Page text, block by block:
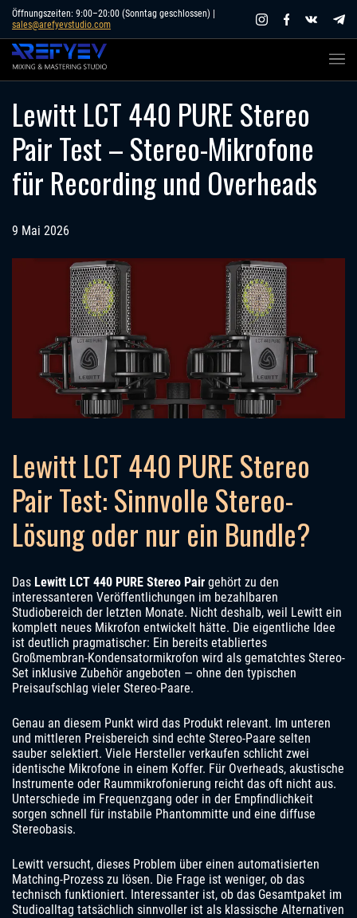
Skip
content
Öffnungszeiten: 9:00–20:00 (Sonntag geschlossen) |
sales@arefyevstudio.com
Lewitt LCT 440 PURE Stereo
Pair Test – Stereo-Mikrofone
für Recording und Overheads
9 Mai 2026
Lewitt LCT 440 PURE Stereo
Pair Test: Sinnvolle Stereo-
Lösung oder nur ein Bundle?
Das Lewitt LCT 440 PURE Stereo Pair gehört zu den
interessanteren Veröffentlichungen im bezahlbaren
Studiobereich der letzten Monate. Nicht deshalb, weil Lewitt ein
komplett neues Mikrofon entwickelt hätte. Die eigentliche Idee
ist deutlich pragmatischer: Ein bereits etabliertes
Großmembran-Kondensatormikrofon wird als gematchtes Stereo-
Set inklusive Zubehör angeboten — ohne den typischen
Preisaufschlag vieler Stereo-Paare.
Genau an diesem Punkt wird das Produkt relevant. Im unteren
und mittleren Preisbereich sind echte Stereo-Paare selten
sauber selektiert. Viele Hersteller verkaufen schlicht zwei
identische Mikrofone in einem Koffer. Für Overheads, akustische
Instrumente oder Raummikrofonierung reicht das oft nicht aus.
Unterschiede im Frequenzgang oder in der Empfindlichkeit
sorgen schnell für instabile Phantommitte und eine diffuse
Stereobasis.
Lewitt versucht, dieses Problem über einen automatisierten
Matching-Prozess zu lösen. Die Frage ist weniger, ob das
technisch funktioniert. Interessanter ist, ob das Gesamtpaket im
Studioalltag tatsächlich sinnvoller ist als klassische Alternativen